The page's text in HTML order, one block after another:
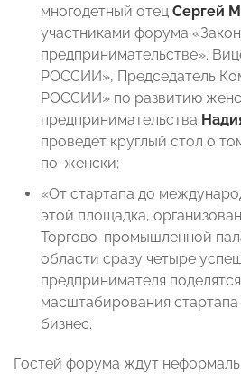
многодетный отец Сергей
участниками форума
предпринимательстве».
РОССИИ», Председатель
РОССИИ» по развитию
предпринимательства
проведет круглый стол о
по-женски;
«От стартапа до
этой площадка,
Торгово-промышленной
области сразу четыре
предпринимателя
масштабирования
бизнес.
Гостей форума ждут